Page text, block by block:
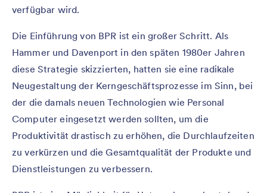
verfügbar wird.
Die Einführung von BPR ist ein großer Schritt. Als
Hammer und Davenport in den späten 1980er Jahren
diese Strategie skizzierten, hatten sie eine radikale
Neugestaltung der Kerngeschäftsprozesse im Sinn, bei
der die damals neuen Technologien wie Personal
Computer eingesetzt werden sollten, um die
Produktivität drastisch zu erhöhen, die Durchlaufzeiten
zu verkürzen und die Gesamtqualität der Produkte und
Dienstleistungen zu verbessern.